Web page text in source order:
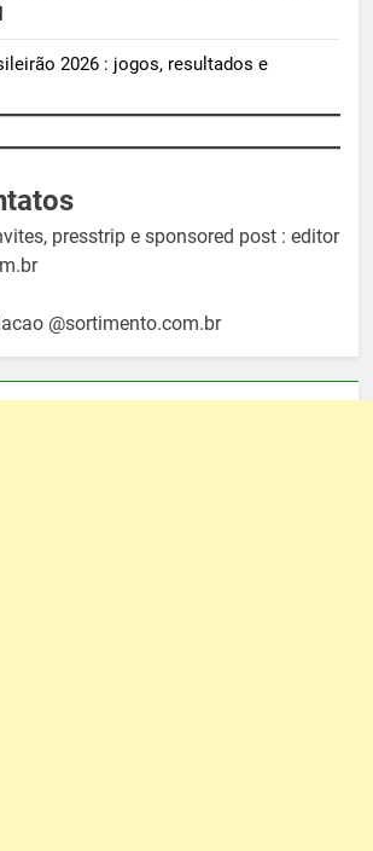
2026 : jogos, resultados e
presstrip e sponsored post : editor
@sortimento.com.br